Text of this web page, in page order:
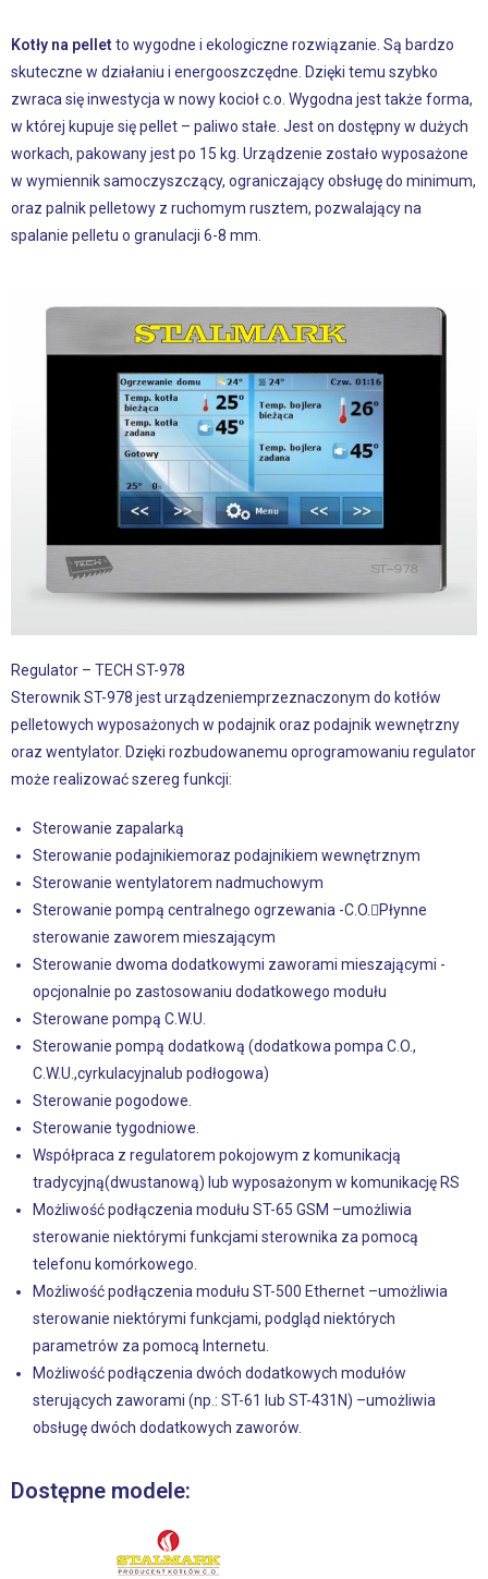
Kotły na pelletto wygodne i ekologiczne rozwiązanie. Są bardzo
skuteczne w działaniu i energooszczędne. Dzięki temu szybko
zwraca się inwestycja w nowy kocioł c.o. Wygodna jest także forma,
w której kupuje się pellet – paliwo stałe. Jest on dostępny w dużych
workach, pakowany jest po 15 kg. Urządzenie zostało wyposażone
w wymiennik samoczyszczący, ograniczający obsługę do minimum,
oraz palnik pelletowy z ruchomym rusztem, pozwalający na
spalanie pelletu o granulacji 6-8 mm.
Regulator – TECH ST-978
Sterownik ST-978 jest urządzeniemprzeznaczonym do kotłów
pelletowych wyposażonych w podajnik oraz podajnik wewnętrzny
oraz wentylator. Dzięki rozbudowanemu oprogramowaniu regulator
może realizować szereg funkcji:
Sterowanie zapalarką
Sterowanie podajnikiemoraz podajnikiem wewnętrznym
Sterowanie wentylatorem nadmuchowym
Sterowanie pompą centralnego ogrzewania -C.O.Płynne
sterowanie zaworem mieszającym
Sterowanie dwoma dodatkowymi zaworami mieszającymi -
opcjonalnie po zastosowaniu dodatkowego modułu
Sterowane pompą C.W.U.
Sterowanie pompą dodatkową (dodatkowa pompa C.O.,
C.W.U.,cyrkulacyjnalub podłogowa)
Sterowanie pogodowe.
Sterowanie tygodniowe.
Współpraca z regulatorem pokojowym z komunikacją
tradycyjną(dwustanową) lub wyposażonym w komunikację RS
Możliwość podłączenia modułu ST-65 GSM –umożliwia
sterowanie niektórymi funkcjami sterownika za pomocą
telefonu komórkowego.
Możliwość podłączenia modułu ST-500 Ethernet –umożliwia
sterowanie niektórymi funkcjami, podgląd niektórych
parametrów za pomocą Internetu.
Możliwość podłączenia dwóch dodatkowych modułów
sterujących zaworami (np.: ST-61 lub ST-431N) –umożliwia
obsługę dwóch dodatkowych zaworów.
Dostępne modele: